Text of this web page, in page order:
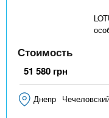
Стоимость
51 580 грн
Днепр